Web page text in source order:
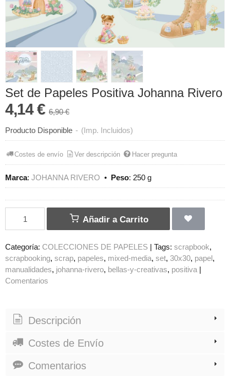
Set de Papeles Positiva Johanna Rivero
4,14 € 6,90 €
Producto Disponible - (Imp. Incluidos)
Costes de envío Ver descripción Hacer pregunta
Marca: JOHANNA RIVERO • Peso: 250 g
Añadir a Carrito
Categoría: COLECCIONES DE PAPELES | Tags: scrapbook
scrapbooking scrap papeles mixed-media set 30x30 papel
manualidades johanna-rivero bellas-y-creativas positiva |
Comentarios
Descripción
Costes de Envío
Comentarios